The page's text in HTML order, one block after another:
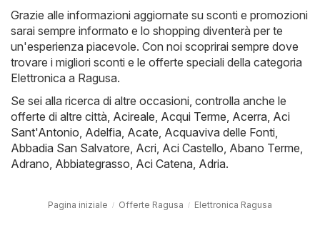
Grazie alle informazioni aggiornate su sconti e promozioni
sarai sempre informato e lo shopping diventerà per te
un'esperienza piacevole. Con noi scoprirai sempre dove
trovare i migliori sconti e le offerte speciali della categoria
Elettronica a Ragusa.
Se sei alla ricerca di altre occasioni, controlla anche le
offerte di altre città, Acireale Acqui Terme Acerra Aci
Sant'Antonio Adelfia Acate Acquaviva delle Fonti
Abbadia San Salvatore Acri Aci Castello Abano Terme
Adrano Abbiategrasso Aci Catena Adria.
Pagina iniziale Offerte Ragusa Elettronica Ragusa